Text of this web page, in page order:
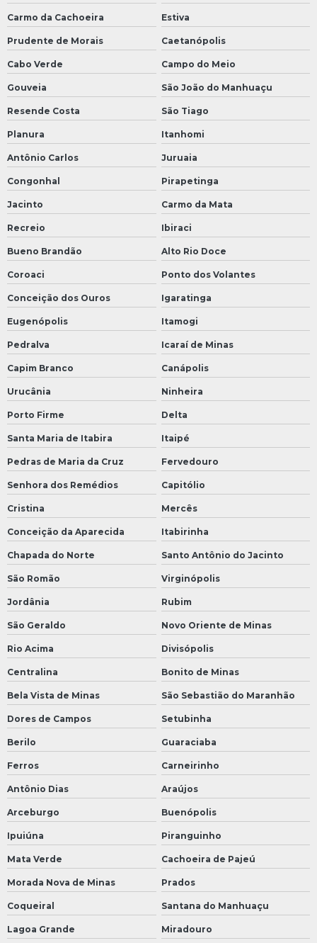
Carmo da Cachoeira Estiva
Prudente de Morais Caetanópolis
Cabo Verde Campo do Meio
Gouveia São João do Manhuaçu
Resende Costa São Tiago
Planura Itanhomi
Antônio Carlos Juruaia
Congonhal Pirapetinga
Jacinto Carmo da Mata
Recreio Ibiraci
Bueno Brandão Alto Rio Doce
Coroaci Ponto dos Volantes
Conceição dos Ouros Igaratinga
Eugenópolis Itamogi
Pedralva Icaraí de Minas
Capim Branco Canápolis
Urucânia Ninheira
Porto Firme Delta
Santa Maria de Itabira Itaipé
Pedras de Maria da Cruz Fervedouro
Senhora dos Remédios Capitólio
Cristina Mercês
Conceição da Aparecida Itabirinha
Chapada do Norte Santo Antônio do Jacinto
São Romão Virginópolis
Jordânia Rubim
São Geraldo Novo Oriente de Minas
Rio Acima Divisópolis
Centralina Bonito de Minas
Bela Vista de Minas São Sebastião do Maranhão
Dores de Campos Setubinha
Berilo Guaraciaba
Ferros Carneirinho
Antônio Dias Araújos
Arceburgo Buenópolis
Ipuiúna Piranguinho
Mata Verde Cachoeira de Pajeú
Morada Nova de Minas Prados
Coqueiral Santana do Manhuaçu
Lagoa Grande Miradouro